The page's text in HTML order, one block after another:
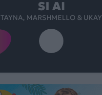
SI AI
TAYNA, MARSHMELLO & UKAY